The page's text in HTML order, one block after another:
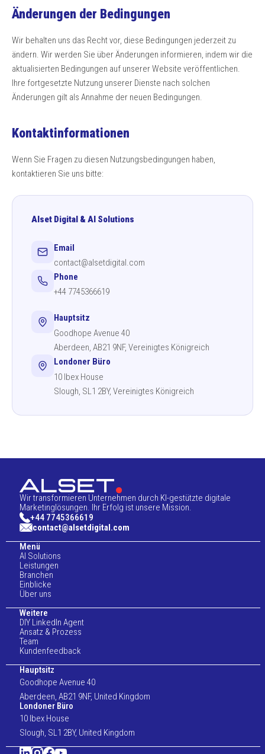
Änderungen der Bedingungen
Wir behalten uns das Recht vor, diese Bedingungen jederzeit zu
ändern. Wir werden Sie über Änderungen informieren, indem wir die
aktualisierten Bedingungen auf unserer Website veröffentlichen.
Ihre fortgesetzte Nutzung unserer Dienste nach solchen
Änderungen gilt als Annahme der neuen Bedingungen.
Kontaktinformationen
Wenn Sie Fragen zu diesen Nutzungsbedingungen haben,
kontaktieren Sie uns bitte:
Alset Digital & AI Solutions
Email
contact@alsetdigital.com
Phone
+44 7745366619
Hauptsitz
Goodhope Avenue 40
Aberdeen, AB21 9NF, Vereinigtes Königreich
Londoner Büro
10 Ibex House
Slough, SL1 2BY, Vereinigtes Königreich
Wir transformieren Unternehmen durch KI-gestützte digitale
Marketinglösungen. Ihr Erfolg ist unsere Mission.
+44 7745366619
contact@alsetdigital.com
Menü
AI Solutions
Leistungen
Branchen
Einblicke
Über uns
Weitere
DIY LinkedIn Agent
Ansatz & Prozess
Team
Kundenfeedback
Hauptsitz
Goodhope Avenue 40
Aberdeen, AB21 9NF, United Kingdom
Londoner Büro
10 Ibex House
Slough, SL1 2BY, United Kingdom